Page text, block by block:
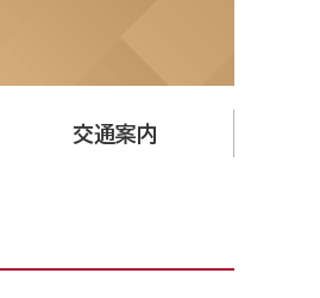
交通案内